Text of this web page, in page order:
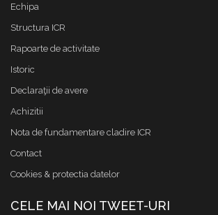
Echipa
Structura ICR
Rapoarte de activitate
Istoric
Declaraţii de avere
Achizitii
Nota de fundamentare cladire ICR
Contact
Cookies & protectia datelor
CELE MAI NOI TWEET-URI